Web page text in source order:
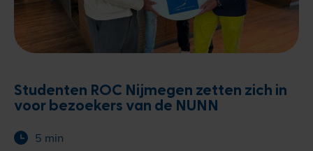
Studenten ROC Nijmegen zetten zich in
voor bezoekers van de NUNN
5 min